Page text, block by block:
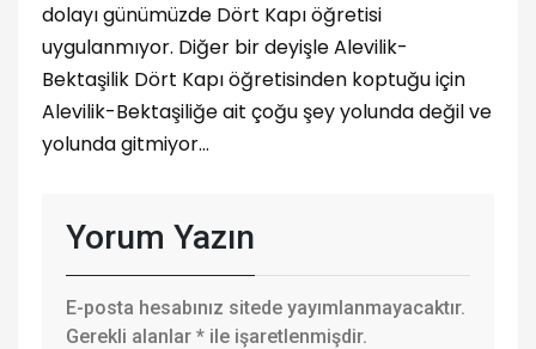
dolayı günümüzde Dört Kapı öğretisi
uygulanmıyor. Diğer bir deyişle Alevilik-
Bektaşilik Dört Kapı öğretisinden koptuğu için
Alevilik-Bektaşiliğe ait çoğu şey yolunda değil ve
yolunda gitmiyor…
Yorum Yazın
E-posta hesabınız sitede yayımlanmayacaktır.
Gerekli alanlar * ile işaretlenmişdir.